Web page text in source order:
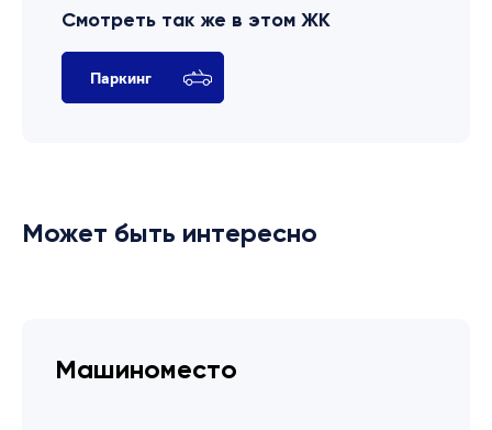
Смотреть так же в этом ЖК
Паркинг
Может быть интересно
Машиноместо